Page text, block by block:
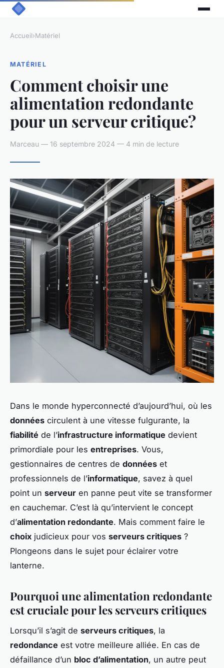
Accueil›Matériel
MATÉRIEL
Comment choisir une
alimentation redondante
pour un serveur critique?
Marceau — 16 septembre 2024 — 4 min de lecture
Dans le monde hyperconnecté d’aujourd’hui, où les
données circulent à une vitesse fulgurante, la
fiabilité de l’infrastructure informatique devient
primordiale pour les entreprises. Vous,
gestionnaires de centres de données et
professionnels de l’informatique, savez à quel
point un serveur en panne peut vite se transformer
en cauchemar. C’est là qu’intervient le concept
d’alimentation redondante. Mais comment faire le
choix judicieux pour vos serveurs critiques ?
Plongeons dans le sujet pour éclairer votre
lanterne.
Pourquoi une alimentation redondante
est cruciale pour les serveurs critiques
Lorsqu’il s’agit de serveurs critiques, la
redondance est votre meilleure alliée. En cas de
défaillance d’un bloc d’alimentation, un autre peut